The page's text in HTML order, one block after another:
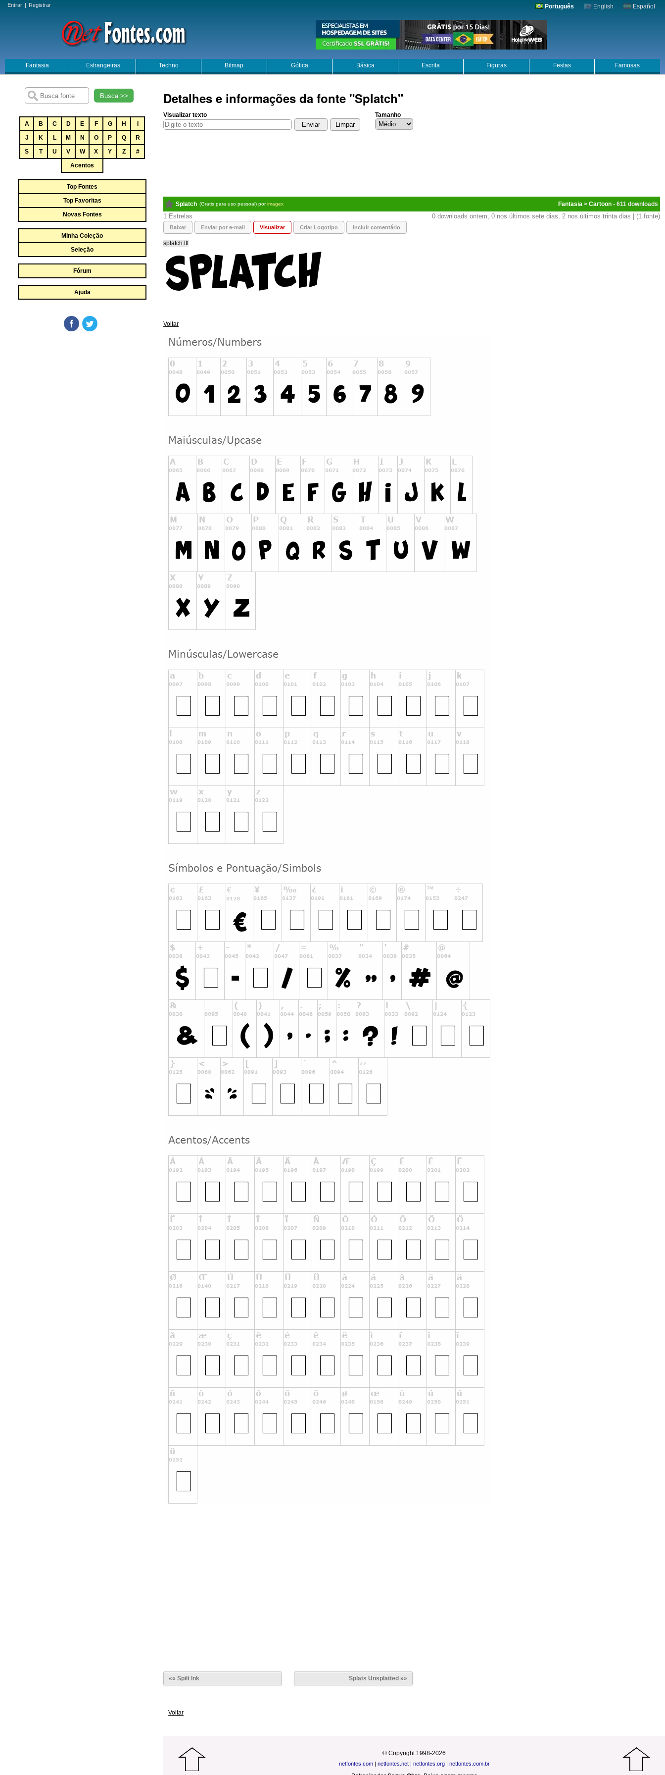
Entrar | Registrar Português English Español
Fantasia Estrangeiras Techno Bitmap Gótica Básica Escrita Figuras Festas Famosas
Busca >>
A B C D E F G H
J
K L M N O P Q
R
S
T U V W X Y Z
#
Acentos
Top Fontes
Top Favoritas
Novas Fontes
Minha Coleção
Seleção
Fórum
Ajuda
Detalhes e informações da fonte "Splatch"
Visualizar texto Tamanho
Splatch (Gratis para uso pessoal) porimagex Fantasia > Cartoon - 611
1 0 downloads ontem, 0 nos últimos sete dias, 2 nos últimos trinta dias | (1 fonte)
Baixar Enviar por e-mail Visualizar Criar Logotipo Incluir comentário
splatch.ttf
Voltar
«« Spilt Ink Splats Unsplatted »»
Voltar
© Copyright 1998-2026
netfontes.com| netfontes.net| netfontes.org| netfontes.com.br